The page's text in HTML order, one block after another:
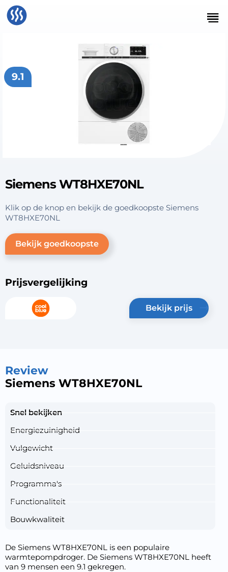
9.1
Siemens WT8HXE70NL
Klik op de knop en bekijk de goedkoopste Siemens
WT8HXE70NL
Bekijk goedkoopste
Prijsvergelijking
bekijk prijs
Review
Siemens WT8HXE70NL
Snel bekijken
Energiezuinigheid
Vulgewicht
Geluidsniveau
Programma's
Functionaliteit
Bouwkwaliteit
De Siemens WT8HXE70NL is een populaire
warmtepompdroger. De Siemens WT8HXE70NL heeft
van 9 mensen een 9.1 gekregen.